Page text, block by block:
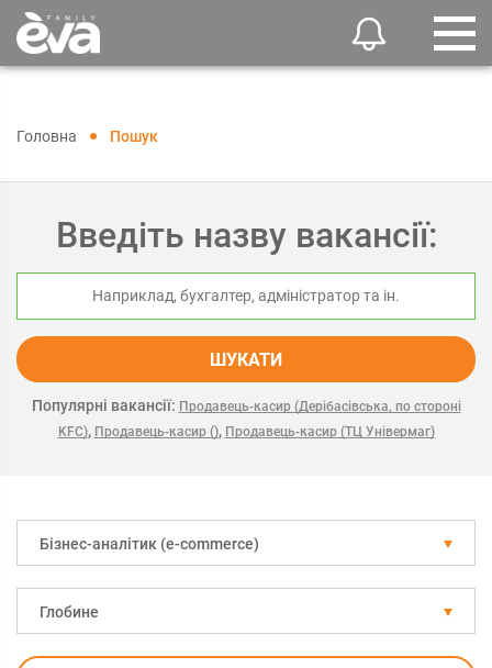
Головна Пошук
Введіть назву вакансії:
ШУКАТИ
Популярні вакансії: Продавець-касир (Дерібасівська, по стороні
KFC), Продавець-касир (), Продавець-касир (ТЦ Універмаг)
Бізнес-аналітик (e-commerce)
Глобине